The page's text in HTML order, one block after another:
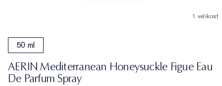
1 velikost
50 ml
AERIN Mediterranean Honeysuckle Figue Eau
De Parfum Spray